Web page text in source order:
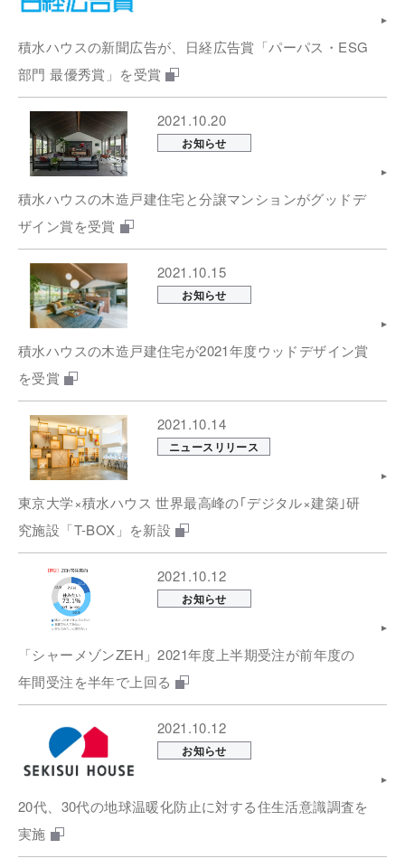
積水ハウスの新聞広告が、日経広告賞「パーパス・ESG
部門 最優秀賞」を受賞
2021.10.20
お知らせ
積水ハウスの木造戸建住宅と分譲マンションがグッドデ
ザイン賞を受賞
2021.10.15
お知らせ
積水ハウスの木造戸建住宅が2021年度ウッドデザイン賞
を受賞
2021.10.14
ニュースリリース
東京大学×積水ハウス 世界最高峰の｢デジタル×建築｣研
究施設「T-BOX」を新設
2021.10.12
お知らせ
「シャーメゾンZEH」2021年度上半期受注が前年度の
年間受注を半年で上回る
2021.10.12
お知らせ
20代、30代の地球温暖化防止に対する住生活意識調査を
実施